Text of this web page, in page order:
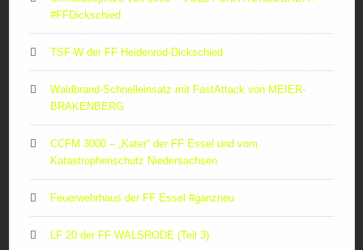
#FFDickschied
TSF-W der FF Heidenrod-Dickschied
Waldbrand-Schnelleinsatz mit FastAttack von MEIER-
BRAKENBERG
CCFM 3000 – „Kater“ der FF Essel und vom
Katastrophenschutz Niedersachsen
Feuerwehrhaus der FF Essel #ganzneu
LF 20 der FF WALSRODE (Teil 3)